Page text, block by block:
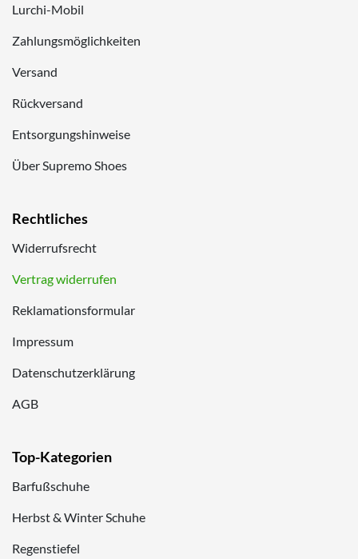
Lurchi-Mobil
Zahlungsmöglichkeiten
Versand
Rückversand
Entsorgungshinweise
Über Supremo Shoes
Rechtliches
Widerrufsrecht
Vertrag widerrufen
Reklamationsformular
Impressum
Datenschutzerklärung
AGB
Top-Kategorien
Barfußschuhe
Herbst & Winter Schuhe
Regenstiefel